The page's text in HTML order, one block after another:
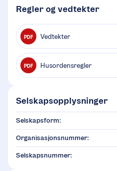
Regler og vedtekter
PDF Vedtekter
PDF Husordensregler
Selskapsopplysninger
Selskapsform:
Organisasjonsnummer:
Selskapsnummer: